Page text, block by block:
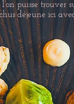
puisse trouver
déjeune ici